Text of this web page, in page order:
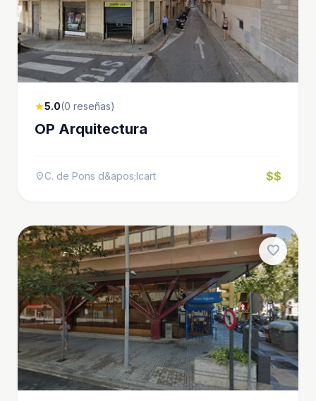
star5.0(0 reseñas)
OP Arquitectura
location_onC. de Pons d&apos;Icart $$
favorite